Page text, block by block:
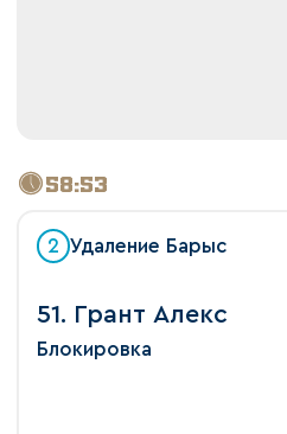
58:53
2 Удаление Барыс
51. Грант Алекс
Блокировка